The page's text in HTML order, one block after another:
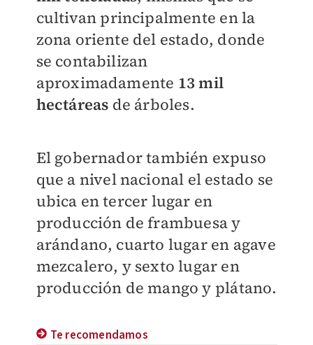
cultivan principalmente en la
zona oriente del estado, donde
se contabilizan
aproximadamente 13 mil
hectáreas de árboles.
El gobernador también expuso
que a nivel nacional el estado se
ubica en tercer lugar en
producción de frambuesa y
arándano, cuarto lugar en agave
mezcalero, y sexto lugar en
producción de mango y plátano.
Te recomendamos